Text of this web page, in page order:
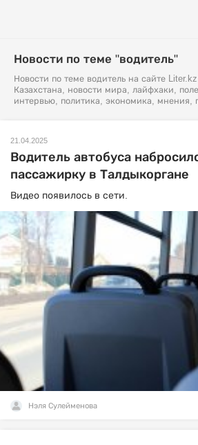
Новости по теме "водитель"
Новости по теме водитель на сайте
Казахстана, новости мира, лайфхаки,
интервью, политика, экономика, мнения,
21.04.2025
Водитель автобуса
пассажирку в Талдыкоргане
Видео появилось в сети.
Нэля Сулейменова